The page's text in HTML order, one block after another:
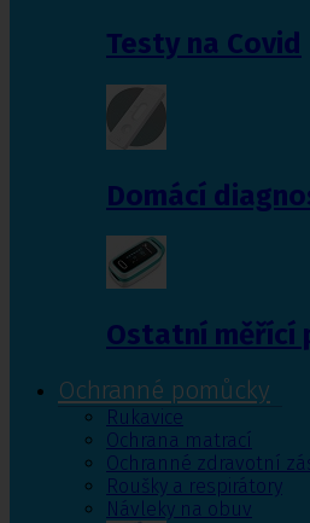
Testy na Covid
Domácí
Ostatní měřící
Ochranné pomůcky
Rukavice
Ochrana matrací
Ochranné zdravotní
Roušky a respirátory
Návleky na obuv